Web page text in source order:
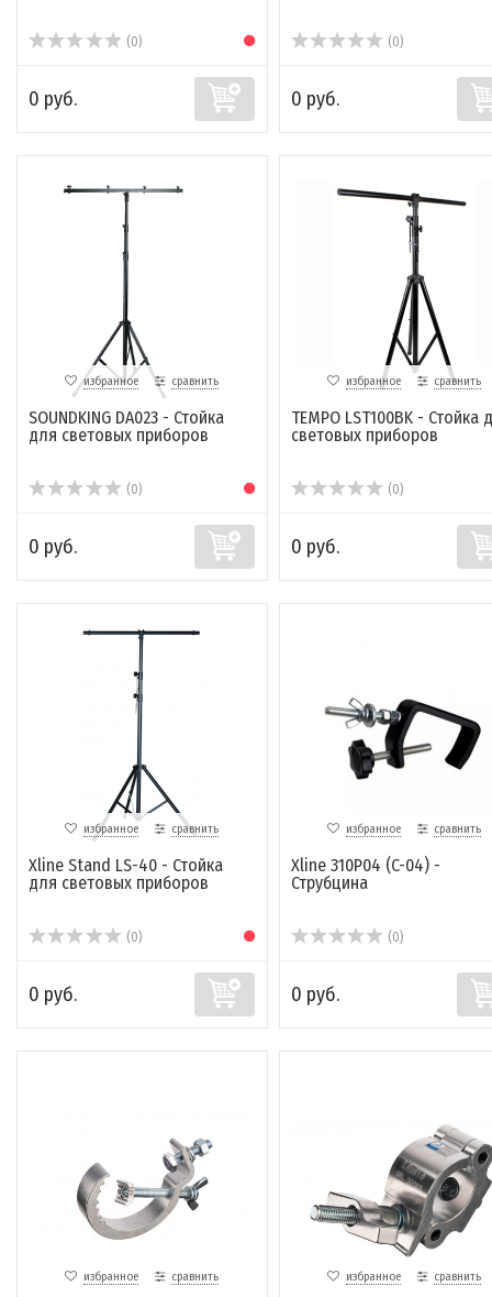
(0)
0 руб.
(0)
0 руб.
избранное сравнить
SOUNDKING DA023 - Стойка
для световых приборов
(0)
0 руб.
избранное сравнить
TEMPO LST100BK - Стойка
световых приборов
(0)
0 руб.
избранное сравнить
Xline Stand LS-40 - Стойка
для световых приборов
(0)
0 руб.
избранное сравнить
Xline 310P04 (C-04) -
Струбцина
(0)
0 руб.
избранное сравнить избранное сравнить